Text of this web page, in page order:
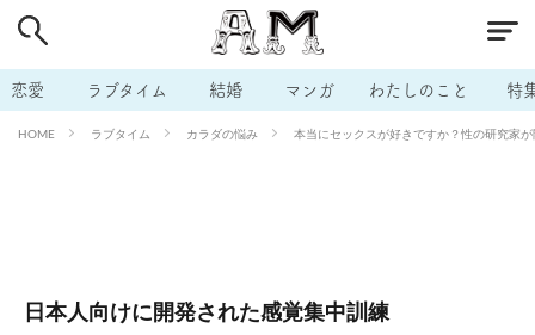
恋愛 ラブタイム 結婚 マンガ わたしのこと 特
HOME ラブタイム カラダの悩み 本当にセックスが好きですか？性の研究家
日本人向けに開発された感覚集中訓練
# 男の本音 # セフレ
# 不倫 # 出会う方法 # マッチングアプリ
# ラブグッズ # 体の相性 # イケない